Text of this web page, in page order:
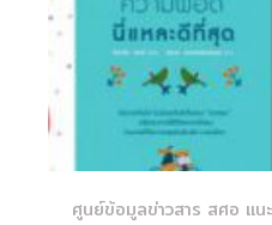
ศูนย์ข้อมูลข่าวสาร สศอ แน